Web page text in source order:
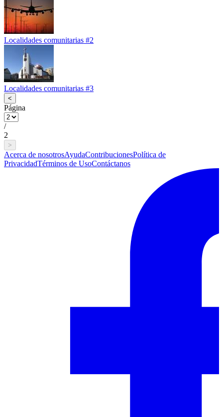
Localidades comunitarias #2
Localidades comunitarias #3
<
Página
/
2
>
Acerca de nosotrosAyudaContribucionesPolítica de
PrivacidadTérminos de UsoContáctanos